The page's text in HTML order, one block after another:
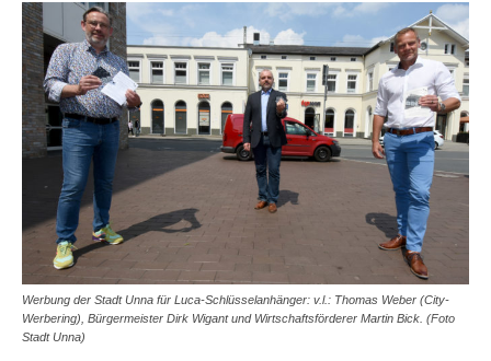
Werbung der Stadt Unna für Luca-Schlüsselanhänger: v.l.: Thomas Weber (City-
Werbering), Bürgermeister Dirk Wigant und Wirtschaftsförderer Martin Bick. (Foto
Stadt Unna)